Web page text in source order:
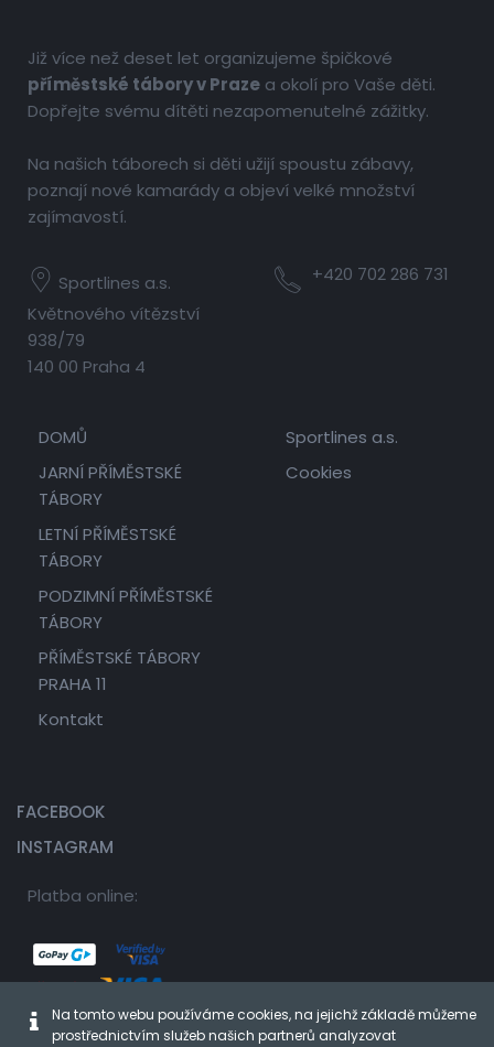
Již více než deset let organizujeme špičkové
příměstské tábory v Praze a okolí pro Vaše děti.
Dopřejte svému dítěti nezapomenutelné zážitky.
Na našich táborech si děti užijí spoustu zábavy,
poznají nové kamarády a objeví velké množství
zajímavostí.
Sportlines a.s.
Květnového vítězství
938/79
140 00 Praha 4
+420 702 286 731
DOMŮ
JARNÍ PŘÍMĚSTSKÉ
TÁBORY
LETNÍ PŘÍMĚSTSKÉ
TÁBORY
PODZIMNÍ PŘÍMĚSTSKÉ
TÁBORY
PŘÍMĚSTSKÉ TÁBORY
PRAHA 11
Kontakt
Sportlines a.s.
Cookies
FACEBOOK
INSTAGRAM
Platba online:
Na tomto webu používáme cookies, na jejichž základě můžeme
prostřednictvím služeb našich partnerů analyzovat